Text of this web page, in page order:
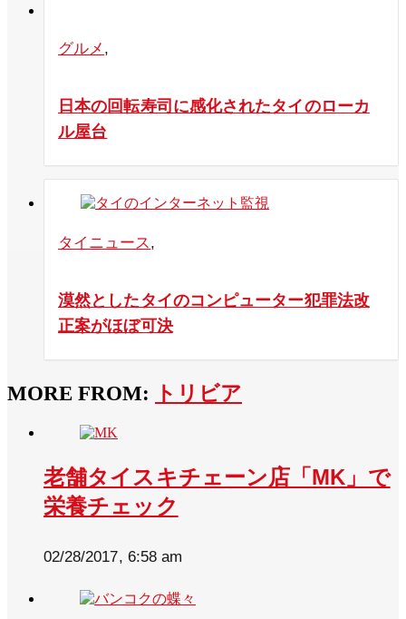
グルメ ,
日本の回転寿司に感化されたタイのローカ
ル屋台
タイニュース,
漠然としたタイのコンピューター犯罪法改
正案がほぼ可決
MORE FROM: トリビア
老舗タイスキチェーン店「MK」で
栄養チェック
02/28/2017, 6:58 am